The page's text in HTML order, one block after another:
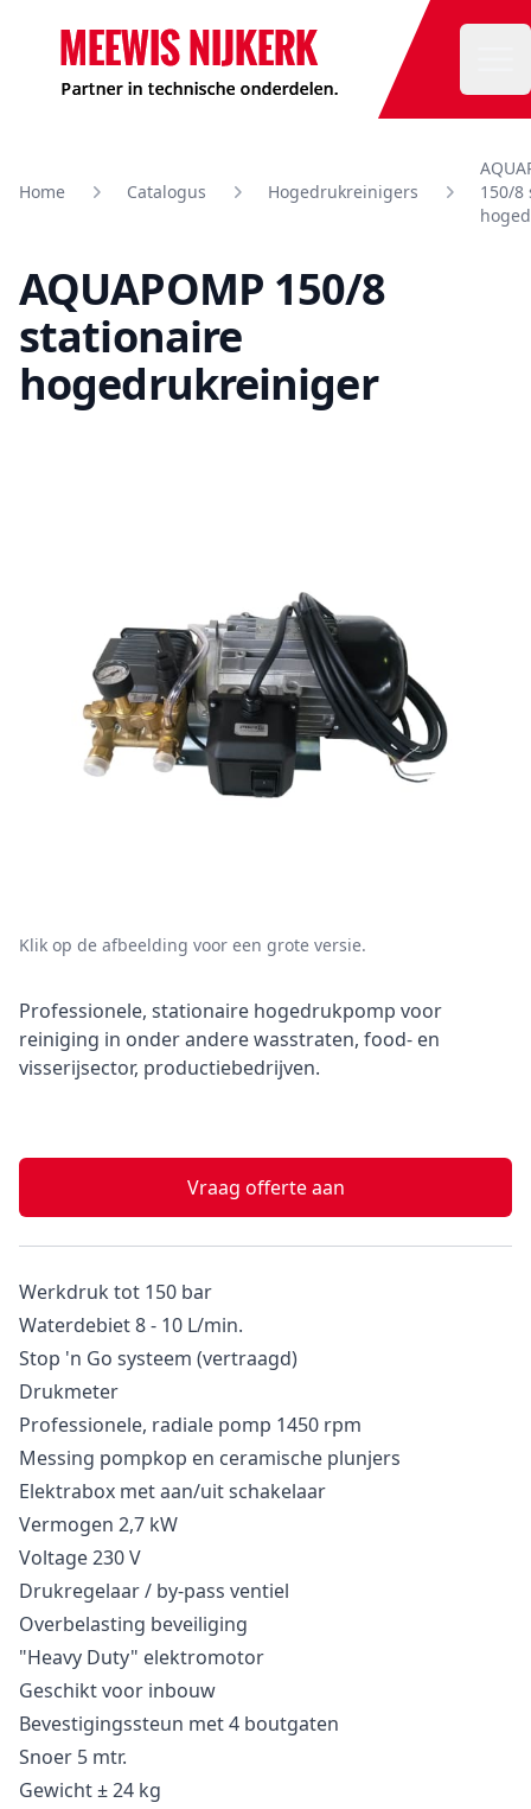
Home Catalogus Hogedrukreinigers
150/8
AQUAPOMP 150/8
stationaire
hogedrukreiniger
Klik op de afbeelding voor een grote versie.
Omschrijving
Professionele, stationaire hogedrukpomp voor
reiniging in onder andere wasstraten, food- en
visserijsector, productiebedrijven.
Vraag offerte aan
Werkdruk tot 150 bar
Waterdebiet 8 - 10 L/min.
Stop 'n Go systeem (vertraagd)
Drukmeter
Professionele, radiale pomp 1450 rpm
Messing pompkop en ceramische plunjers
Elektrabox met aan/uit schakelaar
Vermogen 2,7 kW
Voltage 230 V
Drukregelaar / by-pass ventiel
Overbelasting beveiliging
"Heavy Duty" elektromotor
Geschikt voor inbouw
Bevestigingssteun met 4 boutgaten
Snoer 5 mtr.
Gewicht ± 24 kg